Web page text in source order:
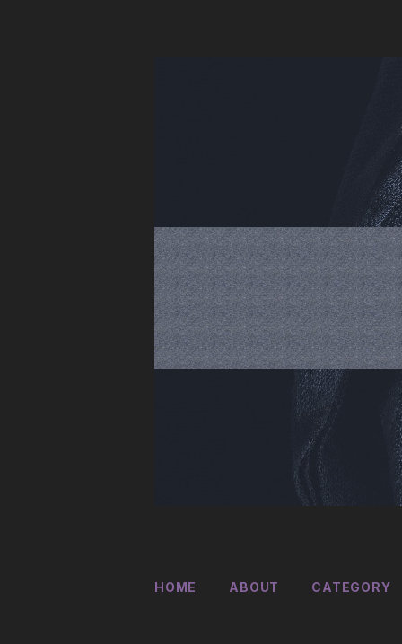
HOME ABOUT CATEGORY